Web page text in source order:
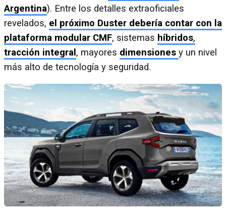
Argentina). Entre los detalles extraoficiales
revelados, el próximo Duster debería contar con la
plataforma modular CMF, sistemas híbridos,
tracción integral , mayores dimensiones y un nivel
más alto de tecnología y seguridad.